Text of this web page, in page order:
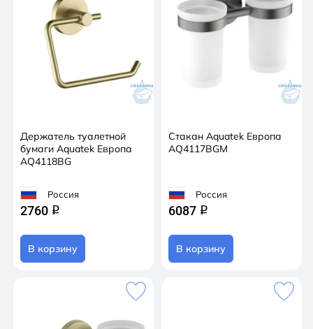
Держатель туалетной
бумаги Aquatek Европа
AQ4118BG
Россия
2760 q
В корзину
Стакан Aquatek Европа
AQ4117BGM
Россия
6087 q
В корзину